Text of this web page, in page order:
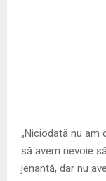
„Niciodată nu am
să avem nevoie
jenantă, dar nu